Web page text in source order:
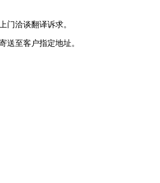
门洽谈翻译诉求。
送至客户指定地址。